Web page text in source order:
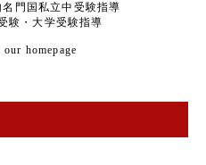
門国私立中受験指導
験・大学受験指導
our homepage